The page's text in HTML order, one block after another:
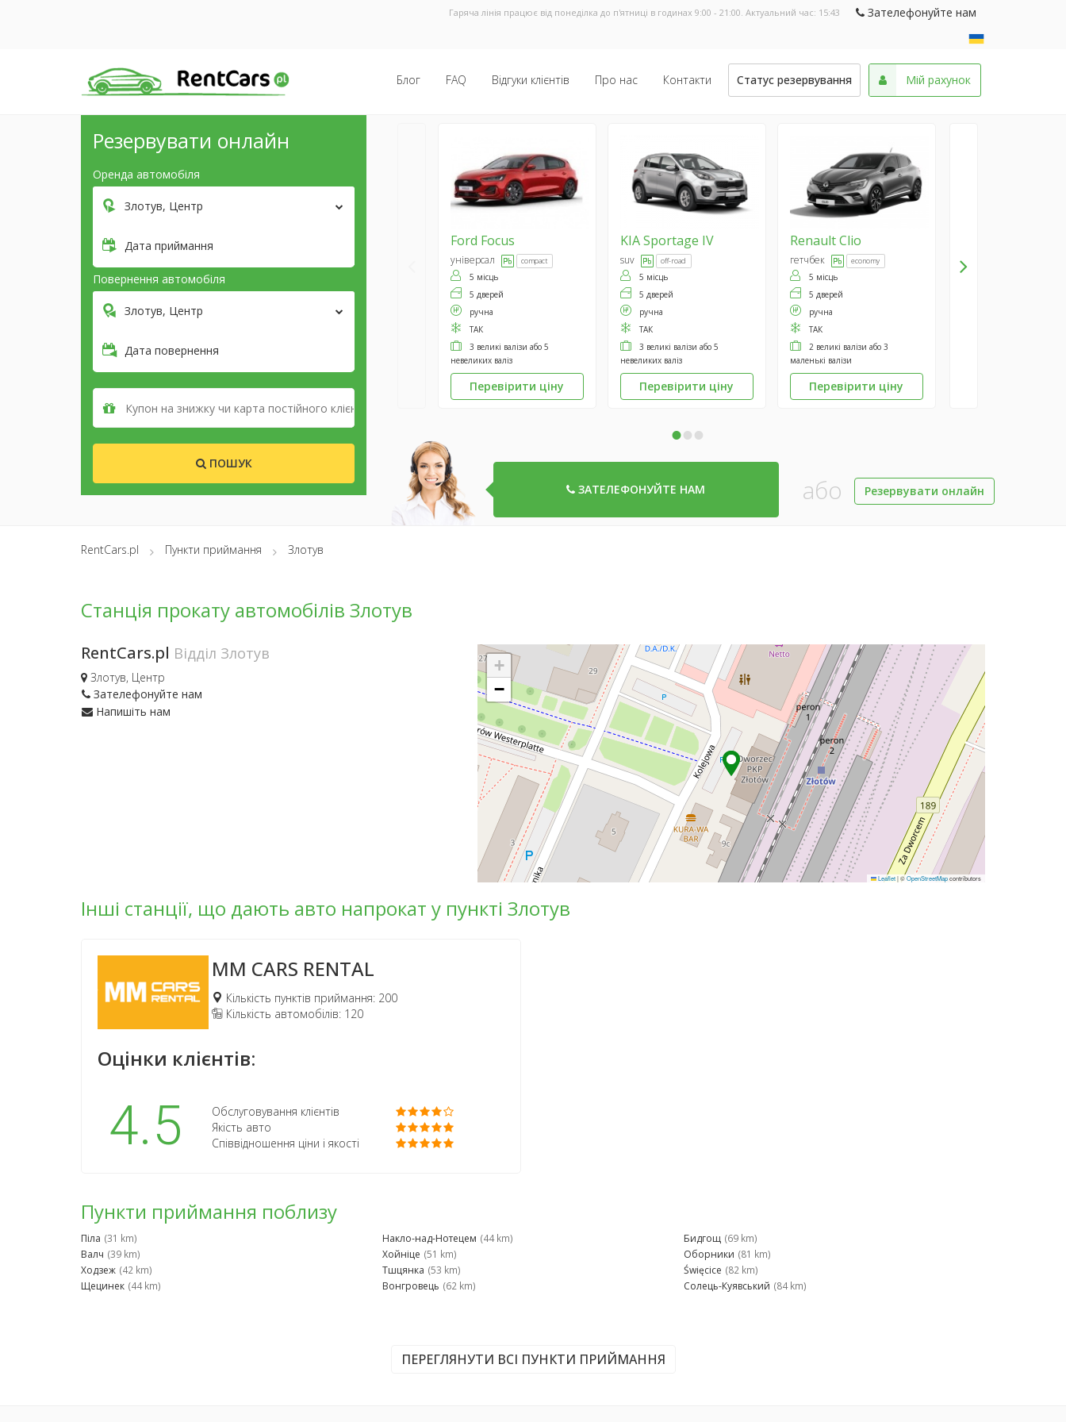
Гаряча лінія працює від понеділка до п'ятниці в годинах 9:00 - 21:00. Актуальний час: 15:43 Зателефонуйте нам
Блог FAQ Відгуки клієнтів Про нас Контакти Статус резервування Мій рахунок
Резервувати онлайн
Оренда автомобіля
Злотув, Центр
Дата приймання
Повернення автомобіля
Злотув, Центр
Дата повернення
ПОШУК
Ford Focus
універсал compact
5 місць
5 дверей
ручна
ТАК
3 великі валізи або 5
невеликих валіз
Перевірити ціну
KIASportage IV
suv off-road
5 місць
5 дверей
ручна
ТАК
3 великі валізи або 5
невеликих валіз
Перевірити ціну
RenaultClio
гетчбек economy
5 місць
5 дверей
ручна
ТАК
2 великі валізи або 3
маленькі валізи
Перевірити ціну
•••
ЗАТЕЛЕФОНУЙТЕ НАМ або Резервувати онлайн
RentCars.pl Пункти приймання Злотув
Станція прокату автомобілів Злотув
RentCars.pl Відділ Злотув
Злотув, Центр
Зателефонуйте нам
Напишіть нам
+
−
Leaflet|©OpenStreetMapcontributors
Інші станції, що дають авто напрокат у пункті Злотув
MM CARS RENTAL
Кількість пунктів приймання: 200
Кількість автомобілів: 120
Оцінки клієнтів:
4.5
Обслуговування клієнтів
Якість авто
Співвідношення ціни і якості
Пункти приймання поблизу
Піла (31 km)
Валч (39 km)
Ходзеж (42 km)
Щецинек (44 km)
Накло-над-Нотецем (44 km)
Хойніце (51 km)
Тшцянка (53 km)
Вонгровець (62 km)
Бидгощ (69 km)
Оборники (81 km)
Święcice (82 km)
Солець-Куявський (84 km)
ПЕРЕГЛЯНУТИ ВСІ ПУНКТИ ПРИЙМАННЯ